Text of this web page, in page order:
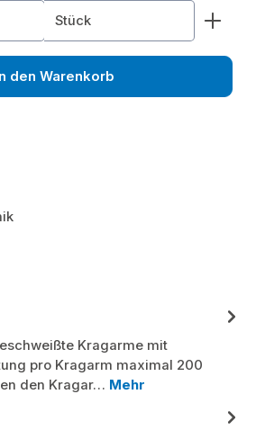
Gib den gewünschten Wert
Stück
den Warenkorb
Kragarme mit
pro Kragarm maximal 200
den Kragar… Mehr